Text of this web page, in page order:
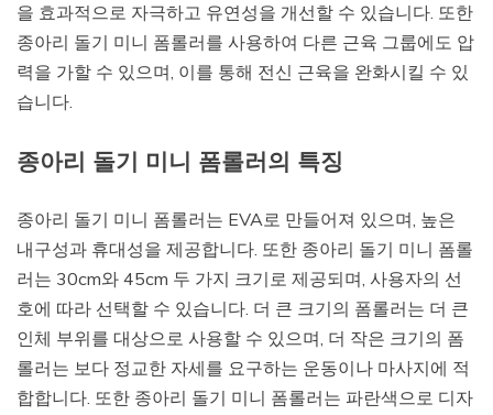
을 효과적으로 자극하고 유연성을 개선할 수 있습니다. 또한
종아리 돌기 미니 폼롤러를 사용하여 다른 근육 그룹에도 압
력을 가할 수 있으며, 이를 통해 전신 근육을 완화시킬 수 있
습니다.
종아리 돌기 미니 폼롤러의 특징
종아리 돌기 미니 폼롤러는 EVA로 만들어져 있으며, 높은
내구성과 휴대성을 제공합니다. 또한 종아리 돌기 미니 폼롤
러는 30cm와 45cm 두 가지 크기로 제공되며, 사용자의 선
호에 따라 선택할 수 있습니다. 더 큰 크기의 폼롤러는 더 큰
인체 부위를 대상으로 사용할 수 있으며, 더 작은 크기의 폼
롤러는 보다 정교한 자세를 요구하는 운동이나 마사지에 적
합합니다. 또한 종아리 돌기 미니 폼롤러는 파란색으로 디자